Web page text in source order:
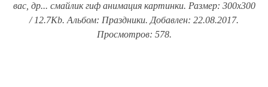
вас, др... смайлик гиф анимация картинки. Размер: 300x300
/ 12.7Kb. Альбом: Праздники. Добавлен: 22.08.2017.
Просмотров: 578.